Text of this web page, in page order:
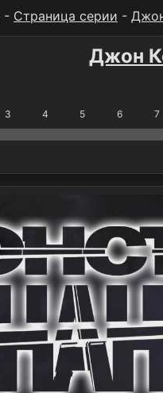
- Страница серии -
Джон
3 4 5 6 7